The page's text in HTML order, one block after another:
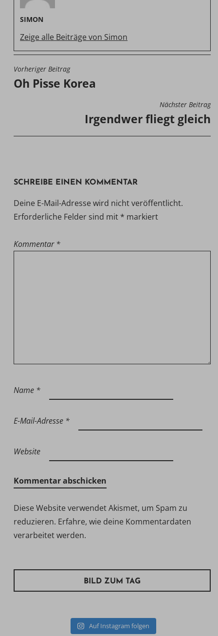
SIMON
Zeige alle Beiträge von Simon
BEITRAGSNAVIGATION
Vorheriger Beitrag
Oh Pisse Korea
Nächster Beitrag
Irgendwer fliegt gleich
SCHREIBE EINEN KOMMENTAR
Deine E-Mail-Adresse wird nicht veröffentlicht.
Erforderliche Felder sind mit * markiert
Kommentar *
Name *
E-Mail-Adresse *
Website
Diese Website verwendet Akismet, um Spam zu
reduzieren. Erfahre, wie deine Kommentardaten
verarbeitet werden.
BILD ZUM TAG
Auf Instagram folgen